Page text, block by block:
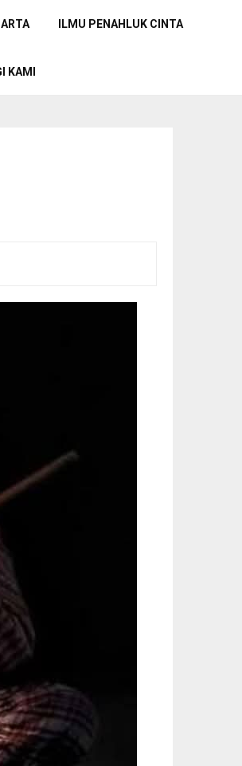
ILMU PENAHLUK CINTA
KAMI